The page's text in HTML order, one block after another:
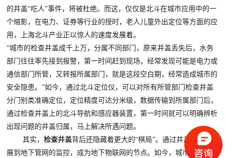
的井盖“吃人”事件，将被杜绝。而这，仅仅是北斗在城市应用中的一
个缩影，在电力、证券等行业的授时，老人儿童外出定位等方面的应
用，上海北斗产业正以惊人的速度发展着。
“城市的检查井盖成千上万，分属不同部门，原来井盖丢失后，水务
部门往往率先接到报警，第一时间赶到现场，经常发现可能是电力或
通信部门所管，又转报所属部门，就是这段空白期，经常造成城市的
安全隐患。”如今，通过北斗定位仪，可以对所有所管部门检查井盖
分门别类准确定位，定位精度可达分米级，数据传输到所属部门后，
通过检查井盖上的北斗导航和感应器装置，第一时间就可以明确辨析
出现问题的井盖归属，马上解决所遇问题。
其实，检查井盖背后还隐藏着更大的“棋局”。通过井盖可以拓
展到地下管网的监控，成为地下物联网的节点。如今，城市管网特别